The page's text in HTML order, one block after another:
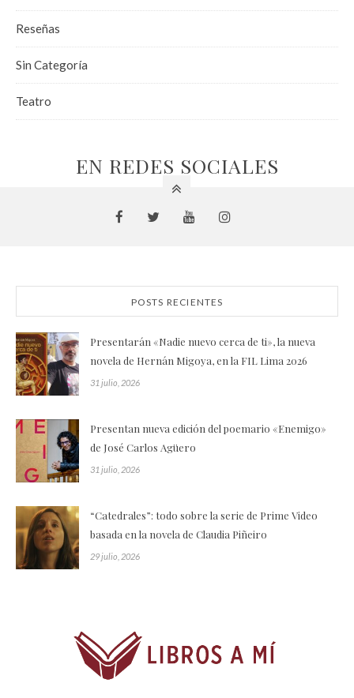
Reseñas
Sin Categoría
Teatro
EN REDES SOCIALES
POSTS RECIENTES
Presentarán «Nadie nuevo cerca de ti», la nueva
novela de Hernán Migoya, en la FIL Lima 2026
31 julio, 2026
Presentan nueva edición del poemario «Enemigo»
de José Carlos Agüero
31 julio, 2026
“Catedrales”: todo sobre la serie de Prime Video
basada en la novela de Claudia Piñeiro
29 julio, 2026